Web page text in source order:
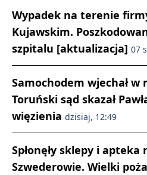
Wypadek na terenie
Kujawskim.
szpitalu [aktualizacja] 07
Samochodem wjechał w
Toruński sąd skazał
więzienia dzisiaj, 12:49
Spłonęły sklepy i apteka
Szwederowie. Wielki